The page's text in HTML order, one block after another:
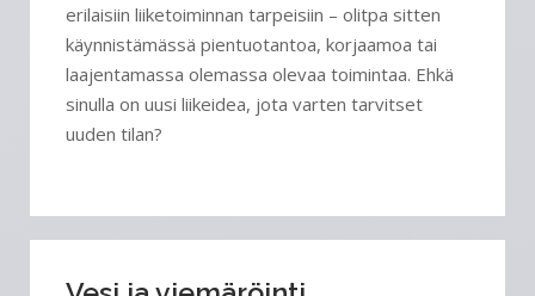
erilaisiin liiketoiminnan tarpeisiin – olitpa sitten
käynnistämässä pientuotantoa, korjaamoa tai
laajentamassa olemassa olevaa toimintaa. Ehkä
sinulla on uusi liikeidea, jota varten tarvitset
uuden tilan?